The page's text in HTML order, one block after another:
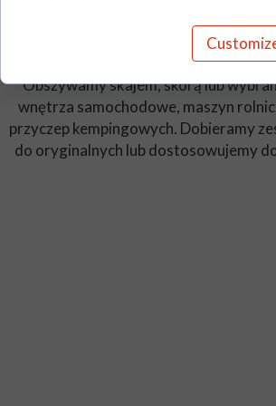
Wnętrza samochodowe, maszyn
przyczep
Obszywamy skajem, skórą lub
wnętrza samochodowe, maszyn
przyczep kempingowych. Dobieramy
do oryginalnych lub dostosowujemy